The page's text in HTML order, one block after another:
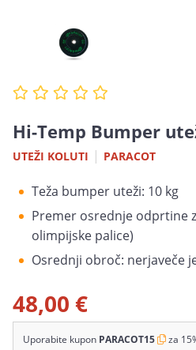
Hi-Temp Bumper
UTEŽI KOLUTI | PARACOT
Teža bumper uteži: 10 kg
Premer osrednje odprtine
olimpijske palice)
Osrednji obroč: nerjaveče
48,00 €
Uporabite kupon PARACOT15 za